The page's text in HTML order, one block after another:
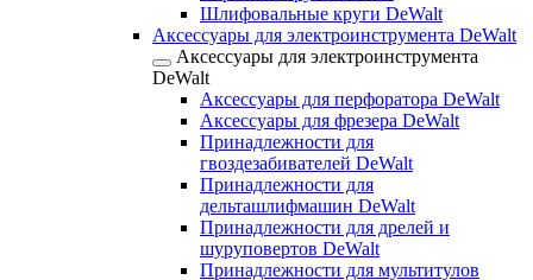
Шлифовальные круги DeWalt
Аксессуары для электроинструмента DeWalt
Аксессуары для электроинструмента
DeWalt
Аксессуары для перфоратора DeWalt
Аксессуары для фрезера DeWalt
Принадлежности для
гвоздезабивателей DeWalt
Принадлежности для
дельташлифмашин DeWalt
Принадлежности для дрелей и
шуруповертов DeWalt
Принадлежности для мультитулов